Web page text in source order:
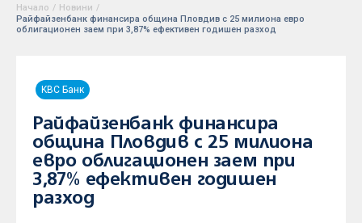
Начало / Новини /
Райфайзенбанк финансира община Пловдив с 25 милиона евро
облигационен заем при 3,87% ефективен годишен разход
KBC Банк
Райфайзенбанк финансира
община Пловдив с 25 милиона
евро облигационен заем при
3,87% ефективен годишен
разход